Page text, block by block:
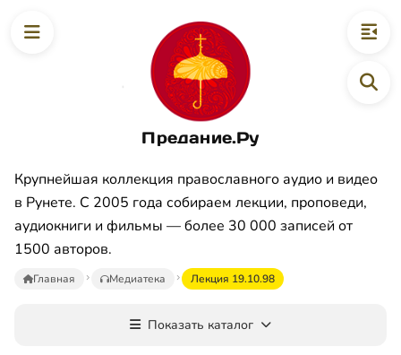
Предание.Ру
Крупнейшая коллекция православного аудио и видео
в Рунете. С 2005 года собираем лекции, проповеди,
аудиокниги и фильмы — более 30 000 записей от
1500 авторов.
Главная Медиатека Лекция 19.10.98
Показать каталог